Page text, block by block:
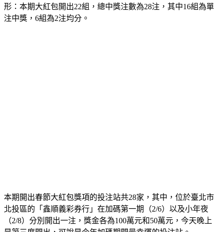
形：本期大紅包開出22組，總中獎注數為28注，其中16組為單
注中獎，6組為2注均分。
本期開出春節大紅包獎項的投注站共28家，其中，位於臺北市
北投區的「鑫順義彩券行」在加碼第一期（2/6）以及小年夜
（2/8）分別開出一注，獎金各為100萬元和50萬元，今天晚上